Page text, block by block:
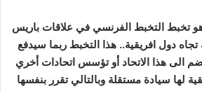
تخبط التخبط الفرنسي في علاقات باريس
تجاه دول افريقية.. هذا التخبط ربما سيدفع
الى هذا الاتحاد أو تؤسس اتحادات أخري
لها سيادة مستقلة وبالتالي تقرر بنفسها